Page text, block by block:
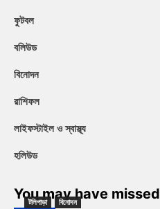
ফুটবল
বলিউড
বিনোদন
রাশিফল
লাইফস্টাইল ও স্বাস্থ্য
হলিউড
You may have missed
টলিপাড়া বিনোদন